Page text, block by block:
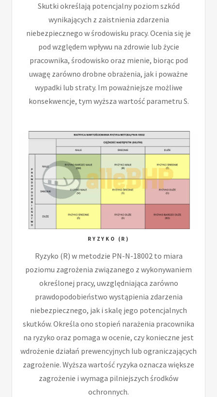
Skutki określają potencjalny poziom szkód
wynikających z zaistnienia zdarzenia
niebezpiecznego w środowisku pracy. Ocenia się je
pod względem wpływu na zdrowie lub życie
pracownika, środowisko oraz mienie, biorąc pod
uwagę zarówno drobne obrażenia, jak i poważne
wypadki lub straty. Im poważniejsze możliwe
konsekwencje, tym wyższa wartość parametru S.
RYZYKO (R)
Ryzyko (R) w metodzie PN-N-18002 to miara
poziomu zagrożenia związanego z wykonywaniem
określonej pracy, uwzględniająca zarówno
prawdopodobieństwo wystąpienia zdarzenia
niebezpiecznego, jak i skalę jego potencjalnych
skutków. Określa ono stopień narażenia pracownika
na ryzyko oraz pomaga w ocenie, czy konieczne jest
wdrożenie działań prewencyjnych lub ograniczających
zagrożenie. Wyższa wartość ryzyka oznacza większe
zagrożenie i wymaga pilniejszych środków
ochronnych.